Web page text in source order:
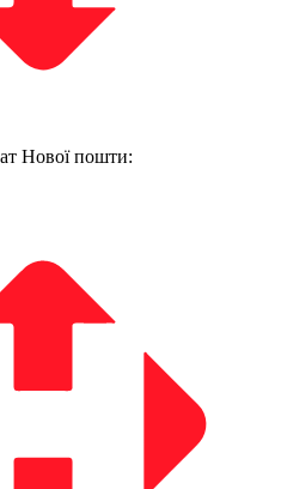
Нової пошти: